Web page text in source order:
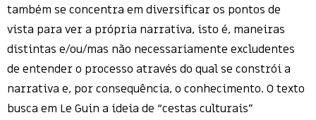
também se concentra em diversificar os pontos de
vista para ver a própria narrativa, isto é, maneiras
distintas e/ou/mas não necessariamente excludentes
de entender o processo através do qual se constrói a
narrativa e, por consequência, o conhecimento. O texto
busca em Le Guin a ideia de “cestas culturais”